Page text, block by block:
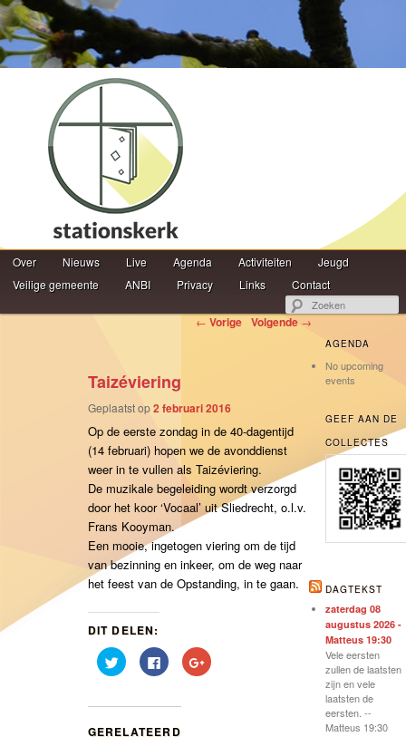
Hoofdmenu
Spring naar de primaire inhoud
Spring naar de secundaire inhoud
Over Nieuws Live Agenda Activiteiten
Jeugd
Veilige gemeente
ANBI Privacy Links Contact
Berichtnavigatie ← Vorige Volgende →
Taizéviering
Geplaatst op2 februari 2016
Op de eerste zondag in de 40-dagentijd
(14 februari) hopen we de avonddienst
weer in te vullen als Taizéviering.
De muzikale begeleiding wordt verzorgd
door het koor ‘Vocaal’ uit Sliedrecht, o.l.v.
Frans Kooyman.
Een mooie, ingetogen viering om de tijd
van bezinning en inkeer, om de weg naar
het feest van de Opstanding, in te gaan.
DIT DELEN:
Klik
om
in
Klik
om
in
Klik
om
GERELATEERD
AGENDA
No upcoming
events
GEEF AAN DE
COLLECTES
DAGTEKST
zaterdag 08
augustus 2026 -
Matteus 19:30
Vele eersten
zullen de laatsten
zijn en vele
laatsten de
eersten. --
Matteus 19:30